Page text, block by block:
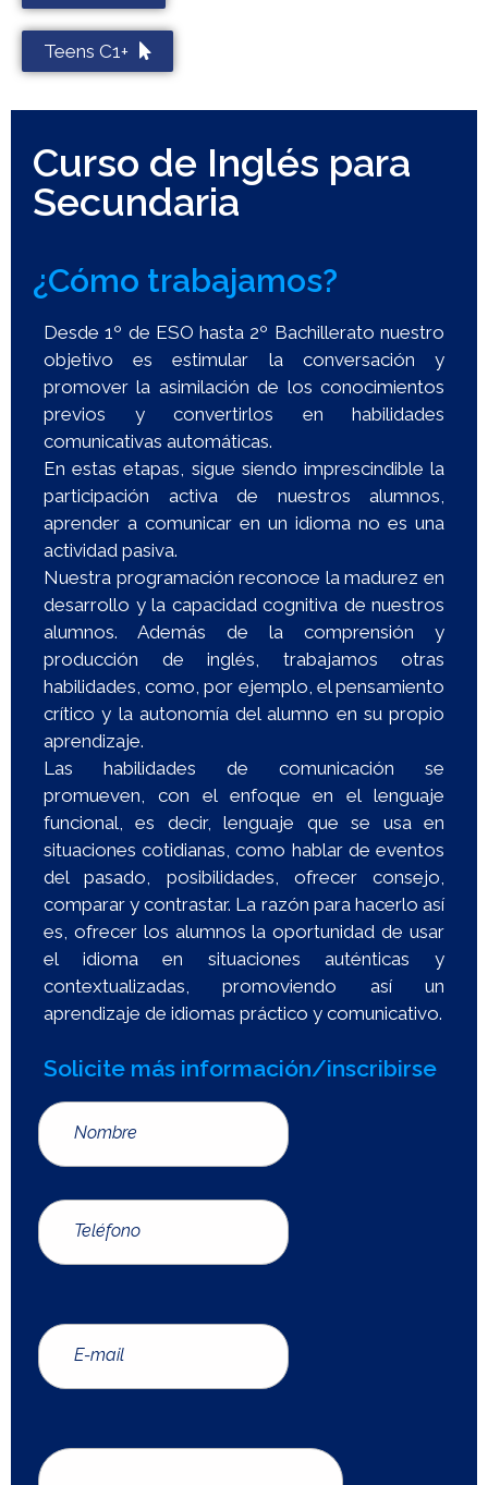
Teens C1+
Curso de Inglés para
Secundaria
¿Cómo trabajamos?
Desde 1º de ESO hasta 2º Bachillerato nuestro
objetivo es estimular la conversación y
promover la asimilación de los conocimientos
previos y convertirlos en habilidades
comunicativas automáticas.
En estas etapas, sigue siendo imprescindible la
participación activa de nuestros alumnos,
aprender a comunicar en un idioma no es una
actividad pasiva.
Nuestra programación reconoce la madurez en
desarrollo y la capacidad cognitiva de nuestros
alumnos. Además de la comprensión y
producción de inglés, trabajamos otras
habilidades, como, por ejemplo, el pensamiento
crítico y la autonomía del alumno en su propio
aprendizaje.
Las habilidades de comunicación se
promueven, con el enfoque en el lenguaje
funcional, es decir, lenguaje que se usa en
situaciones cotidianas, como hablar de eventos
del pasado, posibilidades, ofrecer consejo,
comparar y contrastar. La razón para hacerlo así
es, ofrecer los alumnos la oportunidad de usar
el idioma en situaciones auténticas y
contextualizadas, promoviendo así un
aprendizaje de idiomas práctico y comunicativo.
Solicite más información/inscribirse